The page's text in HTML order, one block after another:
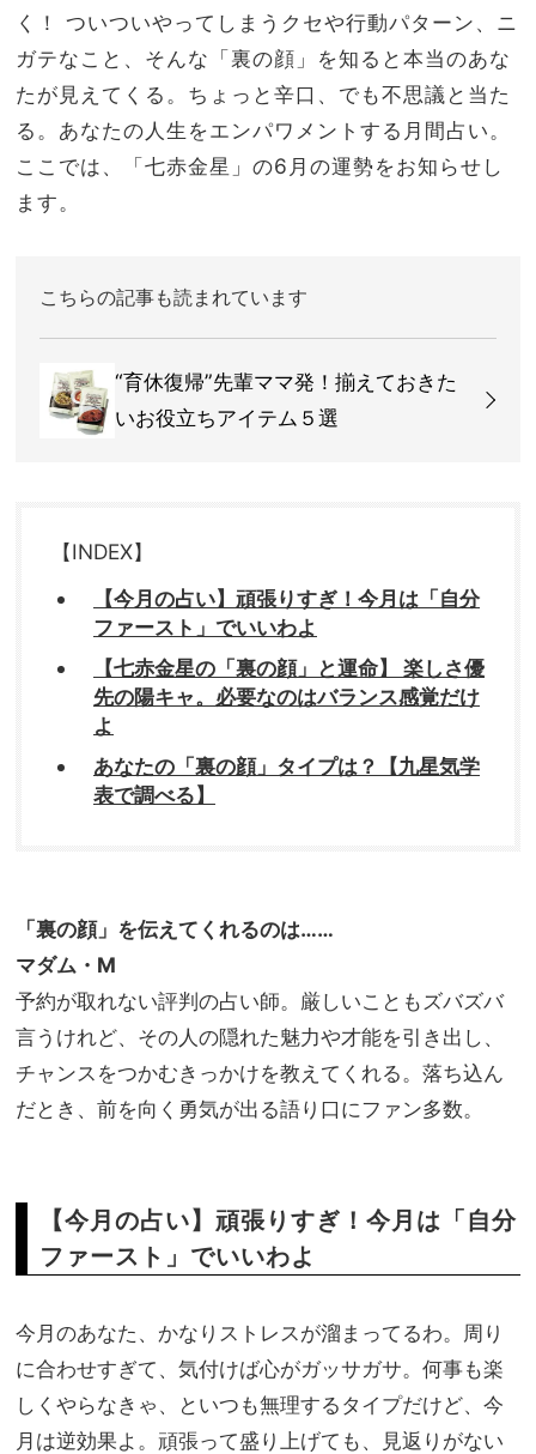
く！ ついついやってしまうクセや行動パターン、ニ
ガテなこと、そんな「裏の顔」を知ると本当のあな
たが見えてくる。ちょっと辛口、でも不思議と当た
る。あなたの人生をエンパワメントする月間占い。
ここでは、「七赤金星」の6月の運勢をお知らせし
ます。
こちらの記事も読まれています
“育休復帰”先輩ママ発！揃えておきた
いお役立ちアイテム５選
【INDEX】
【今月の占い】頑張りすぎ！今月は「自分
ファースト」でいいわよ
【七赤金星の「裏の顔」と運命】 楽しさ優
先の陽キャ。必要なのはバランス感覚だけ
よ
あなたの「裏の顔」タイプは？【九星気学
表で調べる】
「裏の顔」を伝えてくれるのは……
マダム・M
予約が取れない評判の占い師。厳しいこともズバズバ
言うけれど、その人の隠れた魅力や才能を引き出し、
チャンスをつかむきっかけを教えてくれる。落ち込ん
だとき、前を向く勇気が出る語り口にファン多数。
【今月の占い】頑張りすぎ！今月は「自分
ファースト」でいいわよ
今月のあなた、かなりストレスが溜まってるわ。周り
に合わせすぎて、気付けば心がガッサガサ。何事も楽
しくやらなきゃ、といつも無理するタイプだけど、今
月は逆効果よ。頑張って盛り上げても、見返りがない